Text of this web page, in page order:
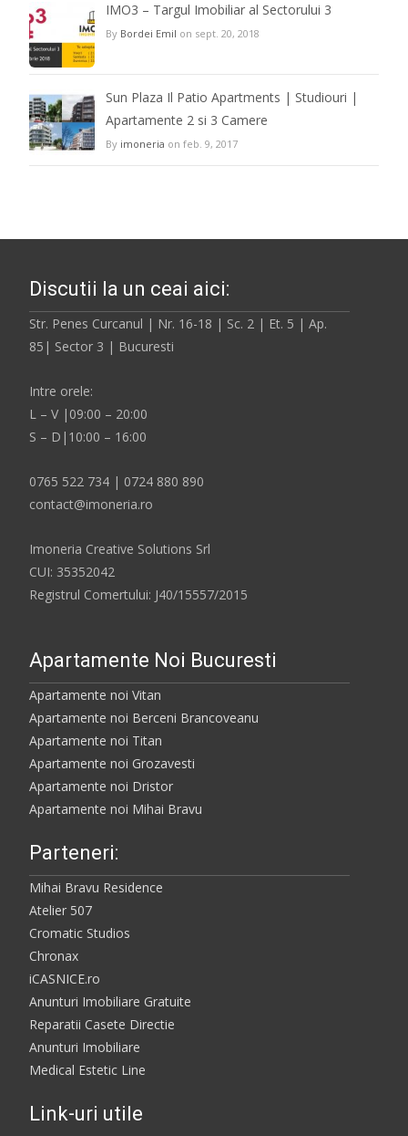
IMO3 – Targul Imobiliar al Sectorului 3
By Bordei Emil on sept. 20, 2018
Sun Plaza Il Patio Apartments | Studiouri |
Apartamente 2 si 3 Camere
By imoneria on feb. 9, 2017
Discutii la un ceai aici:
Str. Penes Curcanul | Nr. 16-18 | Sc. 2 | Et. 5 | Ap.
85| Sector 3 | Bucuresti
Intre orele:
L – V |09:00 – 20:00
S – D|10:00 – 16:00
0765 522 734 | 0724 880 890
contact@imoneria.ro
Imoneria Creative Solutions Srl
CUI: 35352042
Registrul Comertului: J40/15557/2015
Apartamente Noi Bucuresti
Apartamente noi Vitan
Apartamente noi Berceni Brancoveanu
Apartamente noi Titan
Apartamente noi Grozavesti
Apartamente noi Dristor
Apartamente noi Mihai Bravu
Parteneri:
Mihai Bravu Residence
Atelier 507
Cromatic Studios
Chronax
iCASNICE.ro
Anunturi Imobiliare Gratuite
Reparatii Casete Directie
Anunturi Imobiliare
Medical Estetic Line
Link-uri utile